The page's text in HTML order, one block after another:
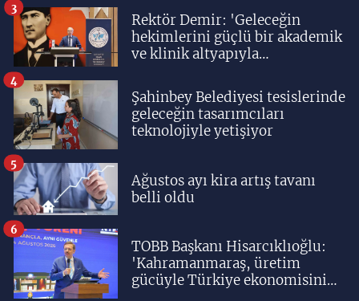
Rektör Demir: 'Geleceğin
hekimlerini güçlü bir akademik
ve klinik altyapıyla
3
Şahinbey Belediyesi tesislerinde
geleceğin tasarımcıları
teknolojiyle yetişiyor
4
Ağustos ayı kira artış tavanı
belli oldu
5
TOBB Başkanı Hisarcıklıoğlu:
'Kahramanmaraş, üretim
gücüyle Türkiye ekonomisinin
6